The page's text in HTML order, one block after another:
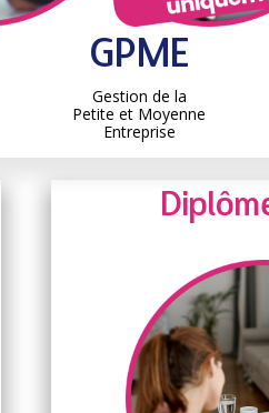
GPME
Gestion de la
Petite et Moyenne
Entreprise